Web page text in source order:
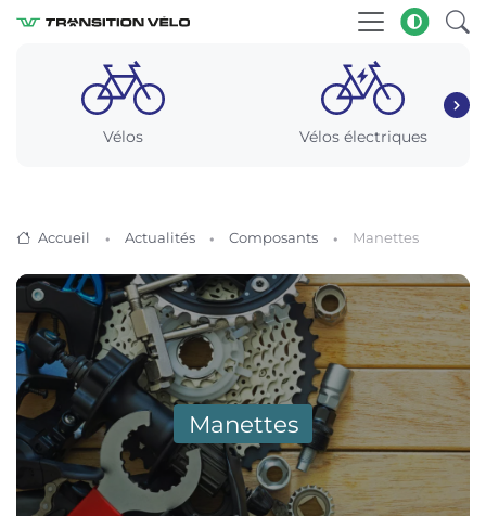
Vélos Vélos électriques
Accueil Actualités Composants Manettes
Manettes